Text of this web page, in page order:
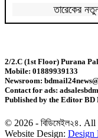
তারেকের
এক সপ্তাহে
১০ বছরের
প্রধানমন্ত্রী
2/2.C (1st Floor) Purana
Mobile: 01889939133
Newsroom:
Contact for ads:
Published by the Editor BD
© 2026 - বিডিমেইল২৪.
Website Design: Design